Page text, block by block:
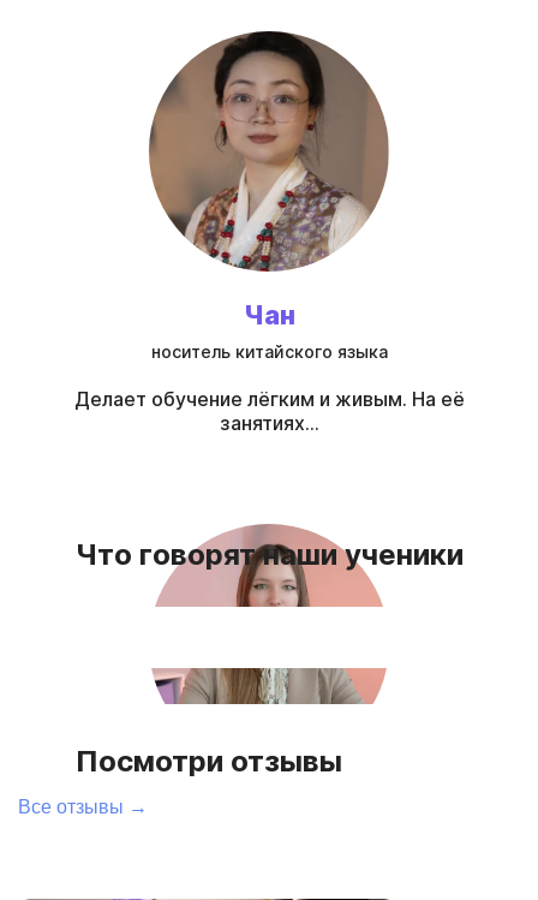
Чан
носитель китайского языка
Делает обучение лёгким и живым. На её
занятиях...
Что говорят наши ученики
Посмотри отзывы
Все отзывы →